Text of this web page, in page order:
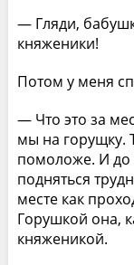
— Гляди,
княженики!
Потом у меня
— Что это за
мы на горущку.
помоложе. И до
подняться
месте как
Горушкой она,
княженикой.